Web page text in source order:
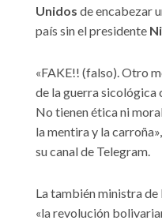
Unidos de encabezar
país sin el presidente
«FAKE!! (falso). Otro
de la guerra sicológica
No tienen ética ni
la mentira y la
su canal de Telegram.
La también ministra
«la revolución